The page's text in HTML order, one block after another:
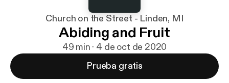
Church on the Street - Linden, MI
Abiding and Fruit
49 min · 4 de oct de 2020
Prueba gratis